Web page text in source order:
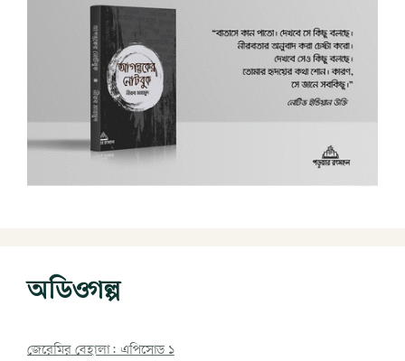
অডিওগল্প
জেরেমির বেহালা: এপিসোড ১